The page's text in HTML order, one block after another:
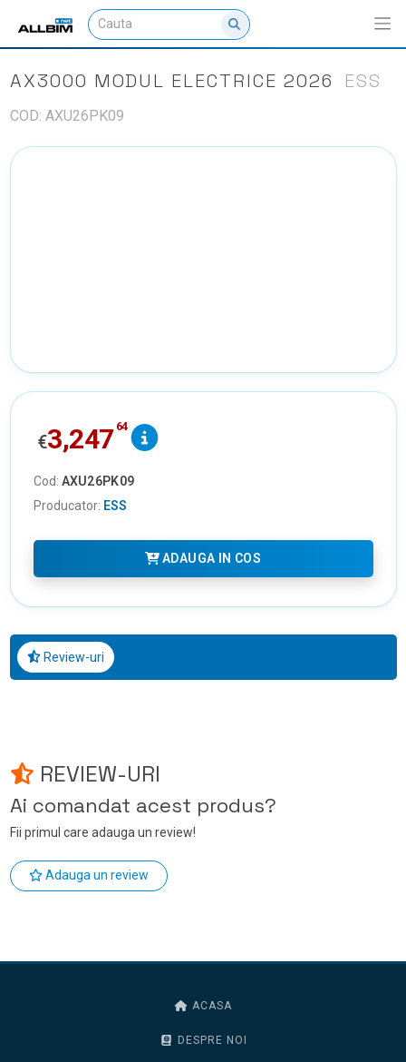
AX3000 MODUL ELECTRICE 2026 ESS
COD: AXU26PK09
€3,247 64
Cod: AXU26PK09
Producator: ESS
ADAUGA IN COS
Review-uri
REVIEW-URI
Ai comandat acest produs?
Fii primul care adauga un review!
Adauga un review
ACASA
DESPRE NOI